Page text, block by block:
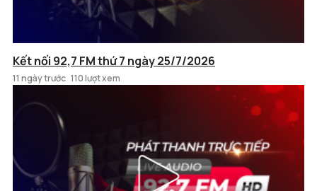
Kết nối 92,7 FM thứ 7 ngày 25/7/2026
11 ngày trước 110 lượt xem